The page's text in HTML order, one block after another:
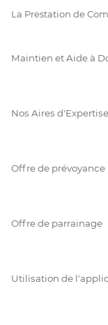
La Prestation de
Maintien et Aide à
Nos Aires d'Expertise
Offre de prévoyance
Offre de parrainage
Utilisation de